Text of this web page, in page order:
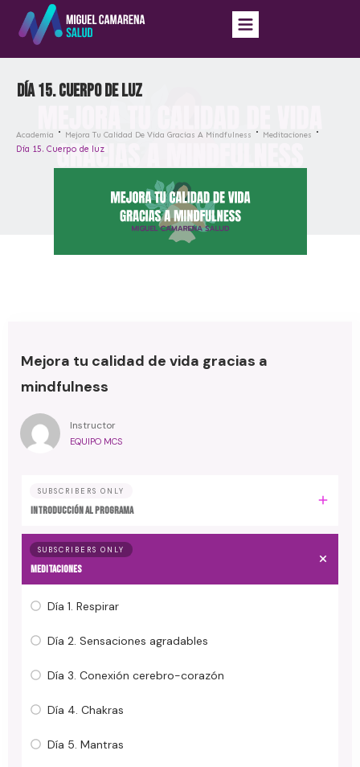
Día 15. Cuerpo de luz
Academia Mejora Tu Calidad De Vida Gracias A Mindfulness Meditaciones
Día 15. Cuerpo de luz
Mejora tu calidad de vida gracias a
mindfulness
Instructor
EQUIPO MCS
SUBSCRIBERS ONLY
Introducción al programa
SUBSCRIBERS ONLY
Meditaciones
Día 1. Respirar
Día 2. Sensaciones agradables
Día 3. Conexión cerebro-corazón
Día 4. Chakras
Día 5. Mantras